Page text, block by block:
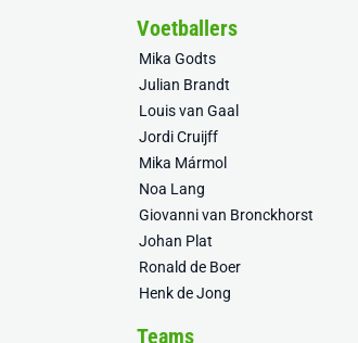
Voetballers
Mika Godts
Julian Brandt
Louis van Gaal
Jordi Cruijff
Mika Mármol
Noa Lang
Giovanni van Bronckhorst
Johan Plat
Ronald de Boer
Henk de Jong
Teams